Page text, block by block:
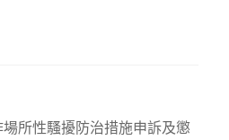
所性騷擾防治措施申訴及懲